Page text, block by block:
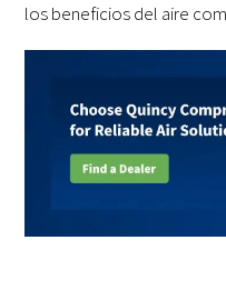
los beneficios del aire